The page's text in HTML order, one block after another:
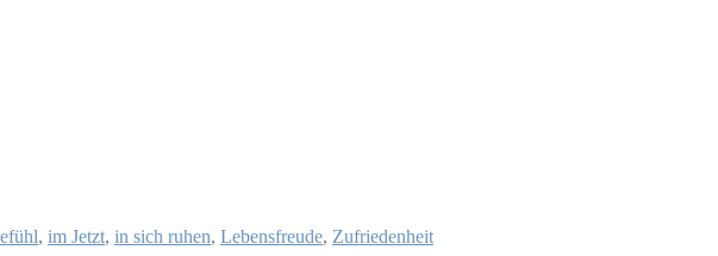
, im Jetzt, in sich ruhen, Lebensfreude, Zufriedenheit